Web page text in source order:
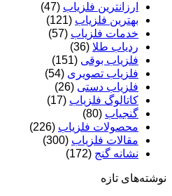
ارزانترین فلزیاب (47)
بهترین فلزیاب (121)
خدمات فلزیاب (57)
ردیاب طلا (36)
فلزیاب بوقی (151)
فلزیاب تصویری (54)
فلزیاب دستی (26)
کاتالوگ فلزیاب (17)
گنجیاب (80)
محصولات فلزیاب (226)
مقالات فلزیاب (300)
نشانه گنج (172)
نوشته‌های تازه